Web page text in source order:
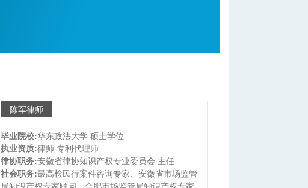
陈军律师
毕业院校:华东政法大学 硕士学位
执业资质:律师 专利代理师
律协职务:安徽省律协知识产权专业委员会 主任
社会职务:最高检民行案件咨询专家、安徽省市场监管
局知识产权专家顾问、合肥市场监管局知识产权专家